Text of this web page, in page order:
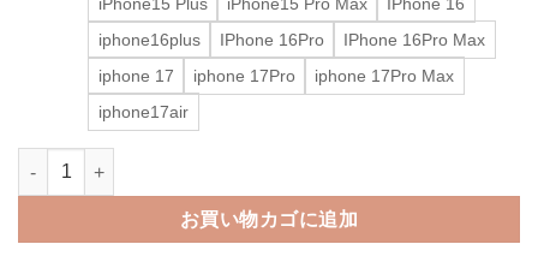
iphone16plus
IPhone 16Pro
IPhone 16Pro Max
iphone 17
iphone 17Pro
iphone 17Pro Max
iphone17air
ルイ ヴィトン iphone18pro/17/17pro ケース 手帳 型 ヴィトン 携
お買い物カゴに追加